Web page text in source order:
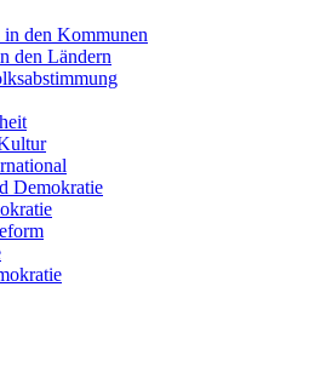
in den Kommunen
den Ländern
Demokratie